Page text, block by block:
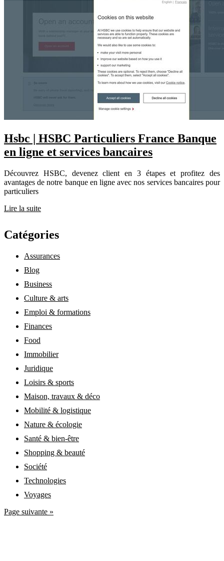
Hsbc | HSBC Par­ticu­liers France Banque
en ligne et services bancaires
Découvrez HSBC, devenez client en 3 étapes et profitez des
avantages de notre banque en ligne avec nos services bancaires pour
particuliers
Lire la suite
Catégories
Assurances
Blog
Business
Culture & arts
Emploi & formations
Finances
Food
Immobilier
Juridique
Loisirs & sports
Maison, travaux & déco
Mobilité & logistique
Nature & écologie
Santé & bien-être
Shopping & beauté
Société
Technologies
Voyages
Page suivante »